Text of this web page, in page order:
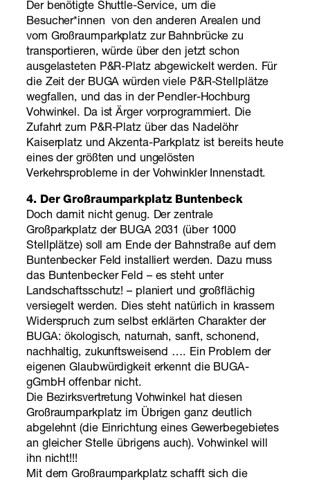
Der benötigte Shuttle-Service, um die
Besucher*innen von den anderen Arealen und
vom Großraumparkplatz zur Bahnbrücke zu
transportieren, würde über den jetzt schon
ausgelasteten P&R-Platz abgewickelt werden. Für
die Zeit der BUGA würden viele P&R-Stellplätze
wegfallen, und das in der Pendler-Hochburg
Vohwinkel. Da ist Ärger vorprogrammiert. Die
Zufahrt zum P&R-Platz über das Nadelöhr
Kaiserplatz und Akzenta-Parkplatz ist bereits heute
eines der größten und ungelösten
Verkehrsprobleme in der Vohwinkler Innenstadt.
4. Der Großraumparkplatz Buntenbeck
Doch damit nicht genug. Der zentrale
Großparkplatz der BUGA 2031 (über 1000
Stellplätze) soll am Ende der Bahnstraße auf dem
Buntenbecker Feld installiert werden. Dazu muss
das Buntenbecker Feld – es steht unter
Landschaftsschutz! – planiert und großflächig
versiegelt werden. Dies steht natürlich in krassem
Widerspruch zum selbst erklärten Charakter der
BUGA: ökologisch, naturnah, sanft, schonend,
nachhaltig, zukunftsweisend …. Ein Problem der
eigenen Glaubwürdigkeit erkennt die BUGA-
gGmbH offenbar nicht.
Die Bezirksvertretung Vohwinkel hat diesen
Großraumparkplatz im Übrigen ganz deutlich
abgelehnt (die Einrichtung eines Gewerbegebietes
an gleicher Stelle übrigens auch). Vohwinkel will
ihn nicht!!!
Mit dem Großraumparkplatz schafft sich die